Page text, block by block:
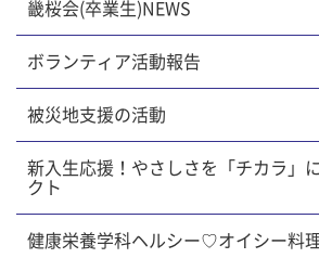
畿桜会(卒業生)NEWS
ボランティア活動報告
被災地支援の活動
新入生応援！やさしさを「チカラ」
クト
健康栄養学科ヘルシー♡オイシー料